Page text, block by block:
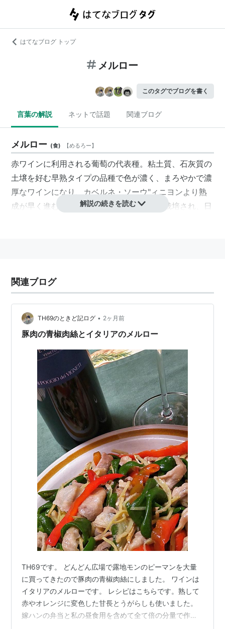
はてなブログ トップ
メルロー
このタグでブログを書く
言葉の解説 ネットで話題 関連ブログ
メルロー (食) 【めるろー】
赤ワインに利用される葡萄の代表種。粘土質、石灰質の
土壌を好む早熟タイプの品種で色が濃く、まろやかで濃
厚なワインになり、カベルネ・ソーウ"ィニヨンより熟
成が早く進む。フランス以外、世界各地で栽培され、日
解説の続きを読む
関連ブログ
TH69のときど記ログ • 2ヶ月前
豚肉の青椒肉絲とイタリアのメルロー
TH69です。 どんどん広場で露地モンのピーマンを大量
に買ってきたので豚肉の青椒肉絲にしました。 ワインは
イタリアのメルローです。 レシピはこちらです。熟して
赤やオレンジに変色した甘長とうがらしも使いました。
嫁ハンの弁当と私の昼食用を含めて全て倍の分量で作り